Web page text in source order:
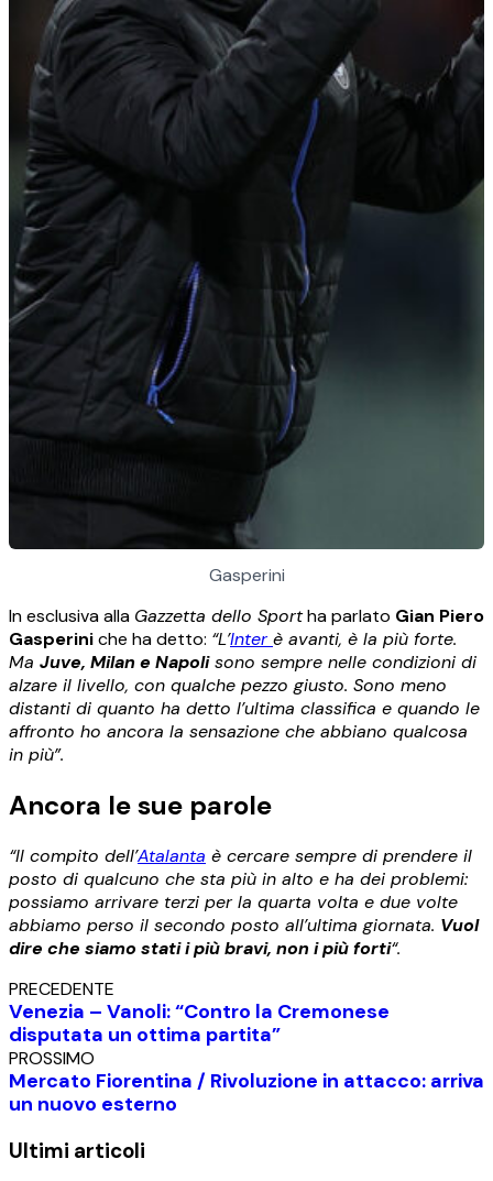
Gasperini
In esclusiva alla Gazzetta dello Sportha parlato Gian Piero
Gasperiniche ha detto: “L’Interè avanti, è la più forte.
Ma Juve, Milan e Napolisono sempre nelle condizioni di
alzare il livello, con qualche pezzo giusto. Sono meno
distanti di quanto ha detto l’ultima classifica e quando le
affronto ho ancora la sensazione che abbiano qualcosa
in più”.
Ancora le sue parole
“Il compito dell’Atalanta è cercare sempre di prendere il
posto di qualcuno che sta più in alto e ha dei problemi:
possiamo arrivare terzi per la quarta volta e due volte
abbiamo perso il secondo posto all’ultima giornata. Vuol
dire che siamo stati i più bravi, non i più forti“.
PRECEDENTE
Venezia – Vanoli: “Contro la Cremonese
disputata un ottima partita”
PROSSIMO
Mercato Fiorentina / Rivoluzione in attacco: arriva
un nuovo esterno
Ultimi articoli